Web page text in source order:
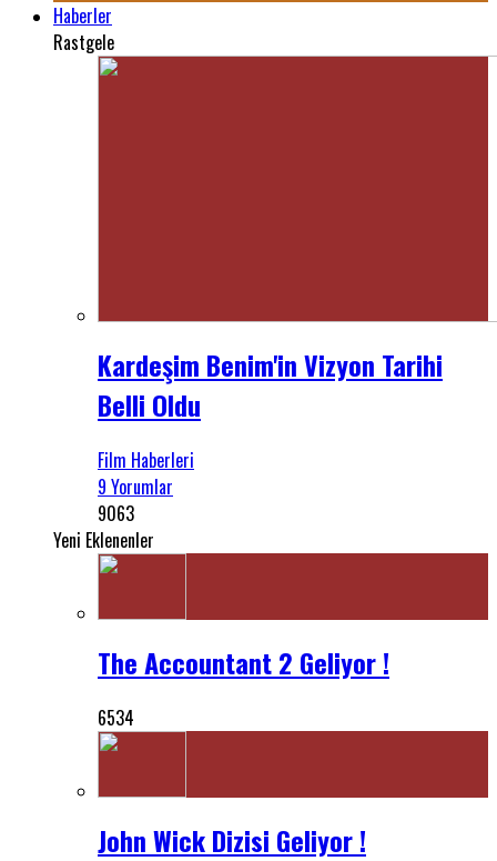
Haberler
Rastgele
Kardeşim Benim'in Vizyon Tarihi
Belli Oldu
Film Haberleri
9 Yorumlar
9063
Yeni Eklenenler
The Accountant 2 Geliyor !
6534
John Wick Dizisi Geliyor !